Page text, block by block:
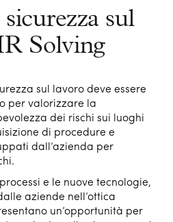
sul
Solving
sul lavoro deve essere
per valorizzare la
dei rischi sui luoghi
di procedure e
dall’azienda per
e le nuove tecnologie,
aziende nell’ottica
un’opportunità per